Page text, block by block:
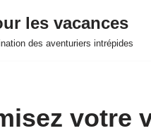
les vacances
des aventuriers intrépides
votre